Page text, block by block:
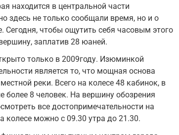
находится в центральной части
здесь не только сообщали время, но и о
Сегодня, чтобы ощутить себя часовым этого
заплатив 28 юаней.
только в 2009году. Изюминкой
является то, что мощная основа
реки. Всего на колесе 48 кабинок, в
более 8 человек. На вершину обозрения
все достопримечательности на
колесе можно с 09.30 утра до 21.30.